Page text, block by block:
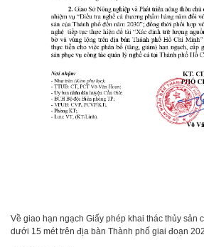
Về giao hạn ngạch Giấy phép khai thác thủy sản
dưới 15 mét trên địa bàn Thành phố giai đoạn